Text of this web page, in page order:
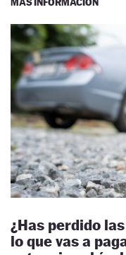
¿Has perdido
lo que vas a